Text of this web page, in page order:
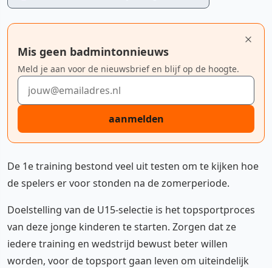
Mis geen badmintonnieuws
Meld je aan voor de nieuwsbrief en blijf op de hoogte.
E-mailadres
aanmelden
De 1e training bestond veel uit testen om te kijken hoe
de spelers er voor stonden na de zomerperiode.
Doelstelling van de U15-selectie is het topsportproces
van deze jonge kinderen te starten. Zorgen dat ze
iedere training en wedstrijd bewust beter willen
worden, voor de topsport gaan leven om uiteindelijk